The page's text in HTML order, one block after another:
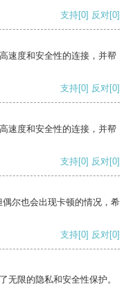
支持[0] 反对[0]
速度和安全性的连接，并帮
支持[0] 反对[0]
速度和安全性的连接，并帮
支持[0] 反对[0]
尔也会出现卡顿的情况，希
支持[0] 反对[0]
无限的隐私和安全性保护。